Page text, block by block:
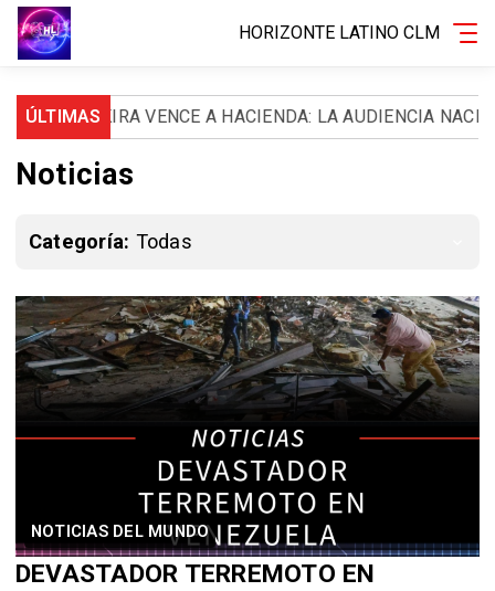
HORIZONTE LATINO CLM
ÚLTIMAS
VENCE A HACIENDA: LA AUDIENCIA NACIONAL LE
Noticias
Categoría: Todas
NOTICIAS DEL MUNDO
DEVASTADOR TERREMOTO EN